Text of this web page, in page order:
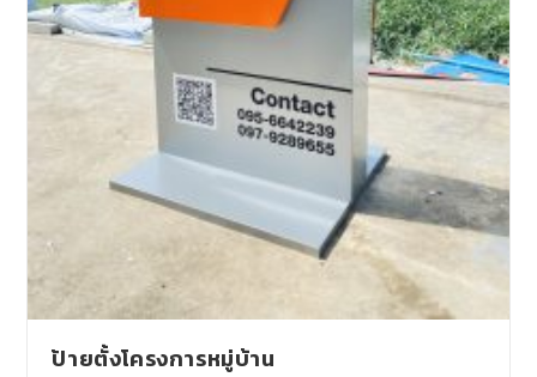
ป้ายตั้งโครงการหมู่บ้าน